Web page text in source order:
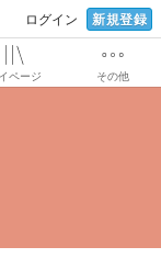
ログイン 新規登録
ページ その他